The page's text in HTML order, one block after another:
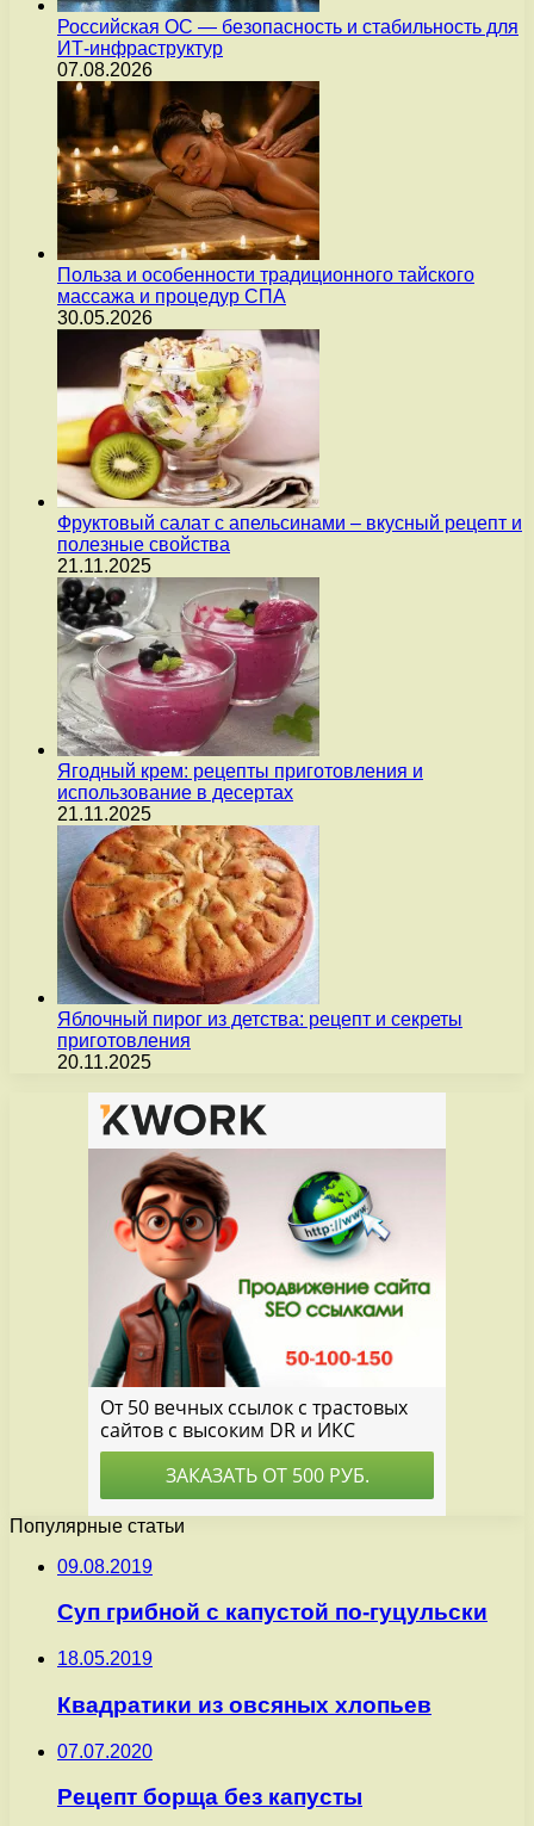
Российская ОС — безопасность и стабильность для
ИТ-инфраструктур
07.08.2026
Польза и особенности традиционного тайского
массажа и процедур СПА
30.05.2026
Фруктовый салат с апельсинами – вкусный рецепт и
полезные свойства
21.11.2025
Ягодный крем: рецепты приготовления и
использование в десертах
21.11.2025
Яблочный пирог из детства: рецепт и секреты
приготовления
20.11.2025
Популярные статьи
09.08.2019
Суп грибной с капустой по-гуцульски
18.05.2019
Квадратики из овсяных хлопьев
07.07.2020
Рецепт борща без капусты